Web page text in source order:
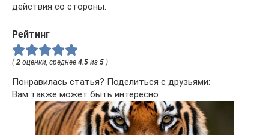
действия со стороны.
Рейтинг
( 2 оценки, среднее 4.5 из 5 )
Понравилась статья? Поделиться с друзьями:
Вам также может быть интересно